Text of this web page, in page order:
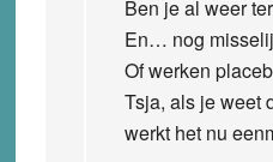
Ben je al weer
En… nog
Of werken
Tsja, als je weet
werkt het nu